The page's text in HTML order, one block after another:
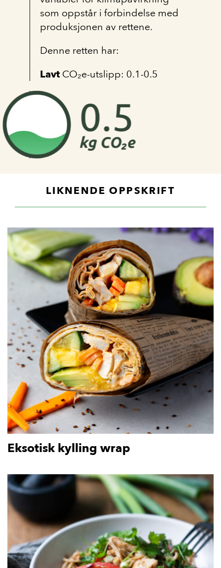
som oppstår i forbindelse med
produksjonen av rettene.
Denne retten har:
LavtCO₂e-utslipp: 0.1-0.5
LIKNENDE OPPSKRIFT
Eksotisk kylling wrap